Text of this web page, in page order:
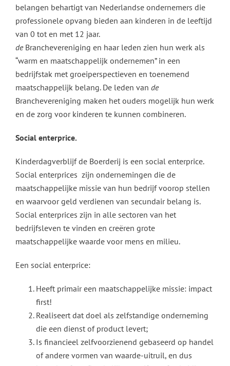
belangen behartigt van Nederlandse ondernemers die
professionele opvang bieden aan kinderen in de leeftijd
van 0 tot en met 12 jaar.
deBranchevereniging en haar leden zien hun werk als
“warm en maatschappelijk ondernemen” in een
bedrijfstak met groeiperspectieven en toenemend
maatschappelijk belang. De leden van de
Branchevereniging maken het ouders mogelijk hun werk
en de zorg voor kinderen te kunnen combineren.
Social enterprice.
Kinderdagverblijf de Boerderij is een social enterprice.
Social enterprices zijn ondernemingen die de
maatschappelijke missie van hun bedrijf voorop stellen
en waarvoor geld verdienen van secundair belang is.
Social enterprices zijn in alle sectoren van het
bedrijfsleven te vinden en creëren grote
maatschappelijke waarde voor mens en milieu.
Een social enterprice:
Heeft primair een maatschappelijke missie: impact
first!
Realiseert dat doel als zelfstandige onderneming
die een dienst of product levert;
Is financieel zelfvoorzienend gebaseerd op handel
of andere vormen van waarde-uitruil, en dus